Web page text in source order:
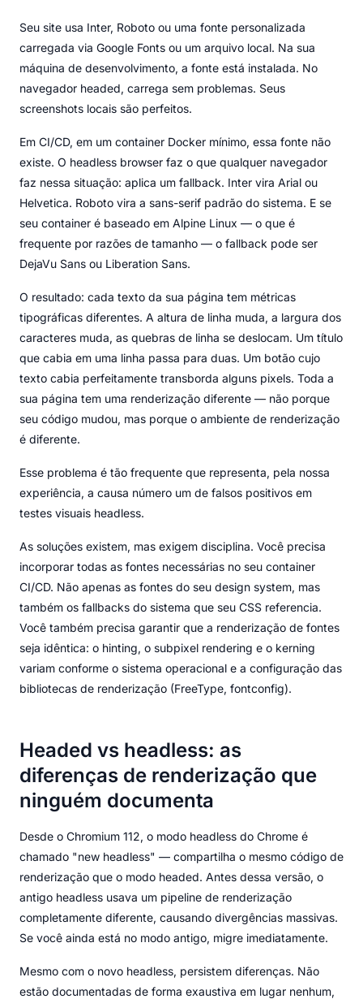
Seu site usa Inter, Roboto ou uma fonte personalizada
carregada via Google Fonts ou um arquivo local. Na sua
máquina de desenvolvimento, a fonte está instalada. No
navegador headed, carrega sem problemas. Seus
screenshots locais são perfeitos.
Em CI/CD, em um container Docker mínimo, essa fonte não
existe. O headless browser faz o que qualquer navegador
faz nessa situação: aplica um fallback. Inter vira Arial ou
Helvetica. Roboto vira a sans-serif padrão do sistema. E se
seu container é baseado em Alpine Linux — o que é
frequente por razões de tamanho — o fallback pode ser
DejaVu Sans ou Liberation Sans.
O resultado: cada texto da sua página tem métricas
tipográficas diferentes. A altura de linha muda, a largura dos
caracteres muda, as quebras de linha se deslocam. Um título
que cabia em uma linha passa para duas. Um botão cujo
texto cabia perfeitamente transborda alguns pixels. Toda a
sua página tem uma renderização diferente — não porque
seu código mudou, mas porque o ambiente de renderização
é diferente.
Esse problema é tão frequente que representa, pela nossa
experiência, a causa número um de falsos positivos em
testes visuais headless.
As soluções existem, mas exigem disciplina. Você precisa
incorporar todas as fontes necessárias no seu container
CI/CD. Não apenas as fontes do seu design system, mas
também os fallbacks do sistema que seu CSS referencia.
Você também precisa garantir que a renderização de fontes
seja idêntica: o hinting, o subpixel rendering e o kerning
variam conforme o sistema operacional e a configuração das
bibliotecas de renderização (FreeType, fontconfig).
Headed vs headless: as
diferenças de renderização que
ninguém documenta
Desde o Chromium 112, o modo headless do Chrome é
chamado "new headless" — compartilha o mesmo código de
renderização que o modo headed. Antes dessa versão, o
antigo headless usava um pipeline de renderização
completamente diferente, causando divergências massivas.
Se você ainda está no modo antigo, migre imediatamente.
Mesmo com o novo headless, persistem diferenças. Não
estão documentadas de forma exaustiva em lugar nenhum,